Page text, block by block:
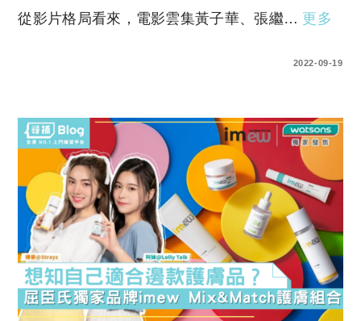
從影片格局看來，電影雲集黃子華、張繼… 更多
2022-09-19